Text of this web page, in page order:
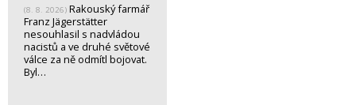
(8. 8. 2026) Rakouský farmář
Franz Jägerstätter
nesouhlasil s nadvládou
nacistů a ve druhé světové
válce za ně odmítl bojovat.
Byl…